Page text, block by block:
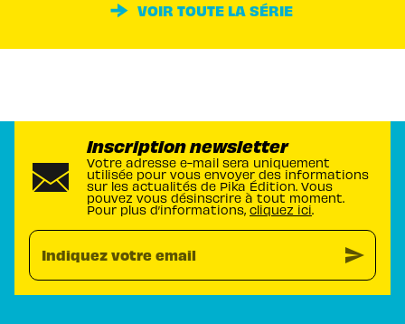
VOIR TOUTE LA SÉRIE
Inscription newsletter
Votre adresse e-mail sera uniquement
utilisée pour vous envoyer des informations
sur les actualités de Pika Édition. Vous
pouvez vous désinscrire à tout moment.
Pour plus d’informations, cliquez ici.
Indiquez votre email send